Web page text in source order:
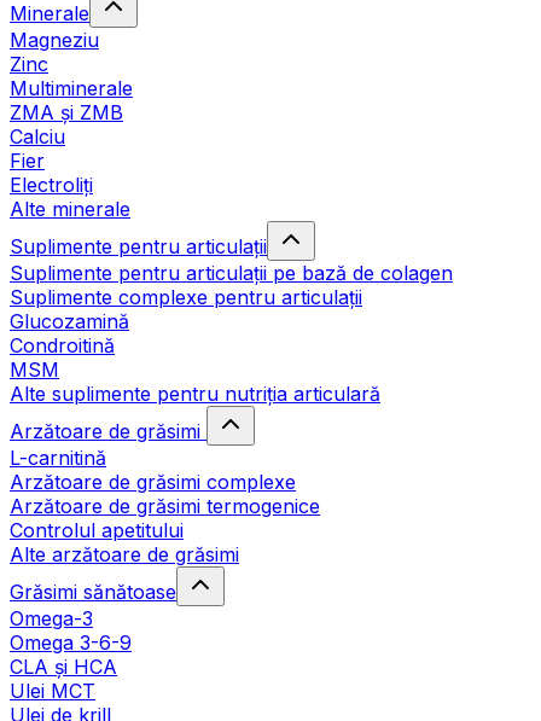
Minerale
Magneziu
Zinc
Multiminerale
ZMA și ZMB
Calciu
Fier
Electroliți
Alte minerale
Suplimente pentru articulații
Suplimente pentru articulații pe bază de colagen
Suplimente complexe pentru articulații
Glucozamină
Condroitină
MSM
Alte suplimente pentru nutriția articulară
Arzătoare de grăsimi
L-carnitină
Arzătoare de grăsimi complexe
Arzătoare de grăsimi termogenice
Controlul apetitului
Alte arzătoare de grăsimi
Grăsimi sănătoase
Omega-3
Omega 3-6-9
CLA şi HCA
Ulei MCT
Ulei de krill